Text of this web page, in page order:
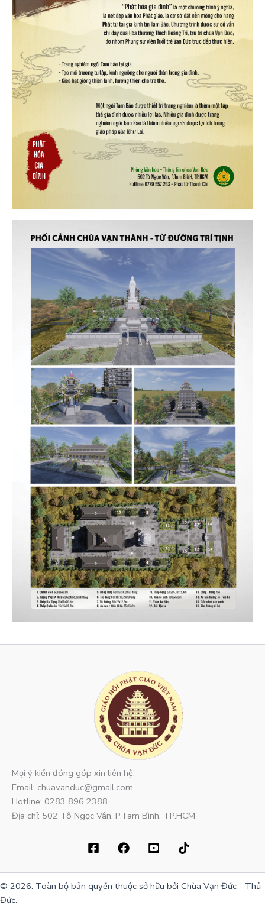
Mọi ý kiến đóng góp xin liên hệ:
Email: chuavanduc@gmail.com
Hotline: 0283 896 2388
Địa chỉ: 502 Tô Ngọc Vân, P.Tam Bình, TP.HCM
© 2026. Toàn bộ bản quyền thuộc sở hữu bởi Chùa Vạn Đức - Thủ
Đức.